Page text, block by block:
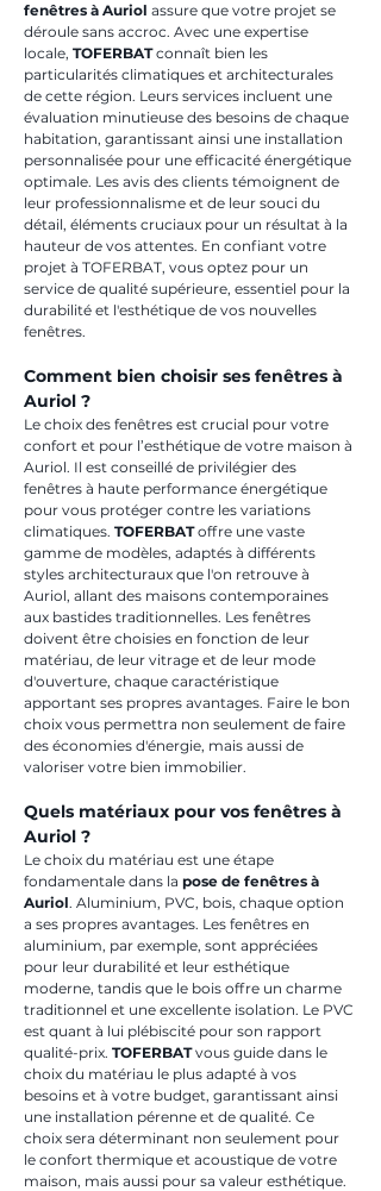
fenêtres à Auriol assure que votre projet se
déroule sans accroc. Avec une expertise
locale, TOFERBAT connaît bien les
particularités climatiques et architecturales
de cette région. Leurs services incluent une
évaluation minutieuse des besoins de chaque
habitation, garantissant ainsi une installation
personnalisée pour une efficacité énergétique
optimale. Les avis des clients témoignent de
leur professionnalisme et de leur souci du
détail, éléments cruciaux pour un résultat à la
hauteur de vos attentes. En confiant votre
projet à TOFERBAT, vous optez pour un
service de qualité supérieure, essentiel pour la
durabilité et l'esthétique de vos nouvelles
fenêtres.
Comment bien choisir ses fenêtres à
Auriol ?
Le choix des fenêtres est crucial pour votre
confort et pour l’esthétique de votre maison à
Auriol. Il est conseillé de privilégier des
fenêtres à haute performance énergétique
pour vous protéger contre les variations
climatiques. TOFERBAT offre une vaste
gamme de modèles, adaptés à différents
styles architecturaux que l'on retrouve à
Auriol, allant des maisons contemporaines
aux bastides traditionnelles. Les fenêtres
doivent être choisies en fonction de leur
matériau, de leur vitrage et de leur mode
d'ouverture, chaque caractéristique
apportant ses propres avantages. Faire le bon
choix vous permettra non seulement de faire
des économies d'énergie, mais aussi de
valoriser votre bien immobilier.
Quels matériaux pour vos fenêtres à
Auriol ?
Le choix du matériau est une étape
fondamentale dans la pose de fenêtres à
Auriol. Aluminium, PVC, bois, chaque option
a ses propres avantages. Les fenêtres en
aluminium, par exemple, sont appréciées
pour leur durabilité et leur esthétique
moderne, tandis que le bois offre un charme
traditionnel et une excellente isolation. Le PVC
est quant à lui plébiscité pour son rapport
qualité-prix. TOFERBAT vous guide dans le
choix du matériau le plus adapté à vos
besoins et à votre budget, garantissant ainsi
une installation pérenne et de qualité. Ce
choix sera déterminant non seulement pour
le confort thermique et acoustique de votre
maison, mais aussi pour sa valeur esthétique.